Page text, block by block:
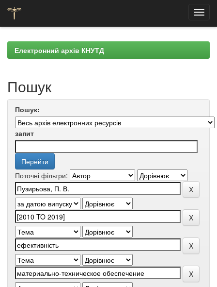
navigationЕлектронний архів КНУТД
Пошук
Пошук:
запит
Поточні фільтри: